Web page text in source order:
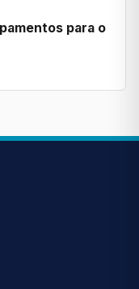
para o